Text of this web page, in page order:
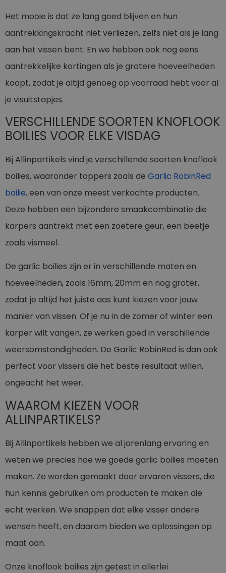
Het mooie is dat ze lang goed blijven en hun
aantrekkingskracht niet verliezen, zelfs niet als je lang
aan het vissen bent. En we hebben ook nog eens
aantrekkelijke kortingen als je grotere hoeveelheden
koopt, zodat je altijd genoeg op voorraad hebt voor al
je visuitstapjes.
VERSCHILLENDE SOORTEN KNOFLOOK
BOILIES VOOR ELKE VISDAG
Bij Allinpartikels vind je verschillende soorten knoflook
boilies, waaronder toppers zoals de Garlic RobinRed
boilie, een van onze meest verkochte producten.
Deze hebben een bijzondere smaakcombinatie die
karpers aantrekt met een zoetere geur, een beetje
zoals vismeel.
De garlic boilies zijn er in verschillende maten en
hoeveelheden, zoals 16mm, 20mm en nog groter,
zodat je altijd het juiste aas kunt kiezen voor jouw
manier van vissen. Of je nu in de zomer of winter een
karper wilt vangen, ze werken goed in verschillende
weersomstandigheden. De Garlic RobinRed is dan ook
perfect voor vissers die het beste resultaat willen,
ongeacht het weer.
WAAROM KIEZEN VOOR
ALLINPARTIKELS?
Bij Allinpartikels hebben we al jarenlang ervaring en
weten we precies hoe we goede garlic boilies moeten
maken. Ze worden gemaakt door ervaren vissers, die
hun kennis gebruiken om producten te maken die
echt werken. We snappen dat elke visser andere
wensen heeft, en daarom bieden we oplossingen op
maat aan.
Onze knoflook boilies zijn getest in allerlei